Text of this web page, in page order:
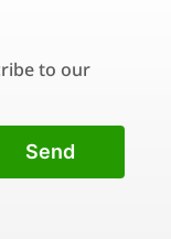
to our
Send